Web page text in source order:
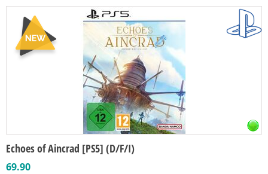
Echoes of Aincrad [PS5] (D/F/I)
69.90